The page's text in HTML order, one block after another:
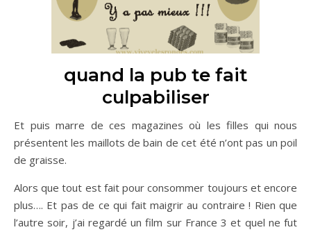
quand la pub te fait
culpabiliser
Et puis marre de ces magazines où les filles qui nous
présentent les maillots de bain de cet été n’ont pas un poil
de graisse.
Alors que tout est fait pour consommer toujours et encore
plus…. Et pas de ce qui fait maigrir au contraire ! Rien que
l’autre soir, j’ai regardé un film sur France 3 et quel ne fut